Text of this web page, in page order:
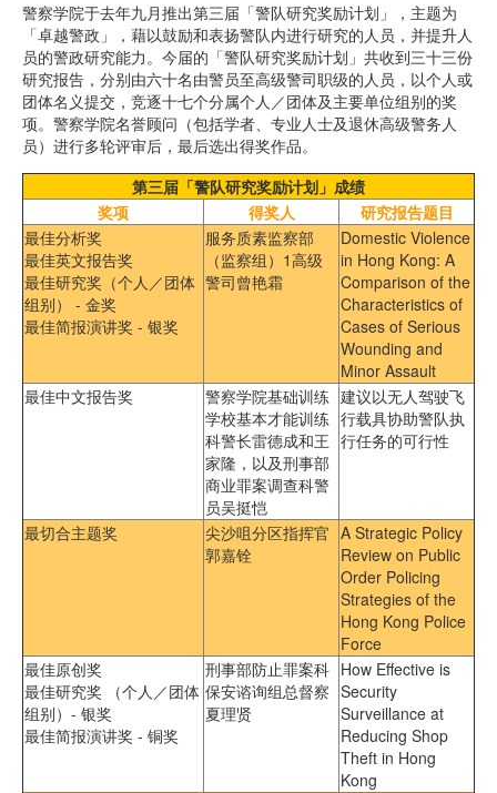
警察学院于去年九月推出第三届「警队研究奖励计划」，主题为
「卓越警政」，藉以鼓励和表扬警队内进行研究的人员，并提升人
员的警政研究能力。今届的「警队研究奖励计划」共收到三十三份
研究报告，分别由六十名由警员至高级警司职级的人员，以个人或
团体名义提交，竞逐十七个分属个人／团体及主要单位组别的奖
项。警察学院名誉顾问（包括学者、专业人士及退休高级警务人
员）进行多轮评审后，最后选出得奖作品。
第三届「警队研究奖励计划」成绩
奖项
得奖人
研究报告题目
最佳分析奖
最佳英文报告奖
最佳研究奖（个人／团体
组别） - 金奖
最佳简报演讲奖 - 银奖
服务质素监察部
（监察组）1高级
警司曾艳霜
Domestic Violence
in Hong Kong: A
Comparison of the
Characteristics of
Cases of Serious
Wounding and
Minor Assault
最佳中文报告奖
警察学院基础训练
学校基本才能训练
科警长雷德成和王
家隆，以及刑事部
商业罪案调查科警
员吴挺恺
建议以无人驾驶飞
行载具协助警队执
行任务的可行性
最切合主题奖
尖沙咀分区指挥官
郭嘉铨
A Strategic Policy
Review on Public
Order Policing
Strategies of the
Hong Kong Police
Force
最佳原创奖
最佳研究奖 （个人／团体
组别）- 银奖
最佳简报演讲奖 - 铜奖
刑事部防止罪案科
保安谘询组总督察
夏理贤
How Effective is
Security
Surveillance at
Reducing Shop
Theft in Hong
Kong